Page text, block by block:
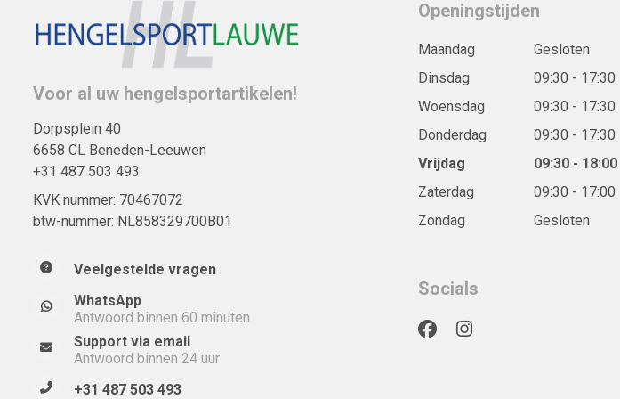
Voor al uw hengelsportartikelen!
Dorpsplein 40
6658 CL Beneden-Leeuwen
+31 487 503 493
KVK nummer: 70467072
btw-nummer: NL858329700B01
Veelgestelde vragen
WhatsApp
Antwoord binnen 60 minuten
Support via email
Antwoord binnen 24 uur
+31 487 503 493
Openingstijden
Maandag
Gesloten
Dinsdag
09:30 - 17:30
Woensdag
09:30 - 17:30
Donderdag
09:30 - 17:30
Vrijdag
09:30 - 18:00
Zaterdag
09:30 - 17:00
Zondag
Gesloten
Socials